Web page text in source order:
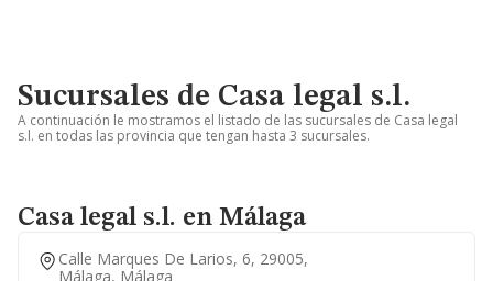
Sucursales de Casa legal s.l.
A continuación le mostramos el listado de las sucursales de Casa legal
s.l. en todas las provincia que tengan hasta 3 sucursales.
Casa legal s.l. en Málaga
Calle Marques De Larios, 6, 29005,
Málaga, Málaga